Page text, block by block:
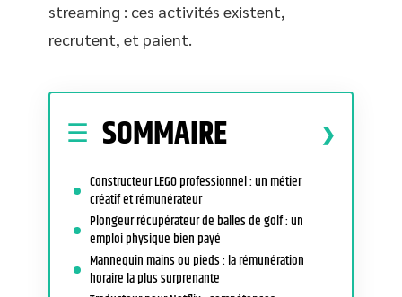
streaming : ces activités existent,
recrutent, et paient.
SOMMAIRE
Constructeur LEGO professionnel : un métier
créatif et rémunérateur
Plongeur récupérateur de balles de golf : un
emploi physique bien payé
Mannequin mains ou pieds : la rémunération
horaire la plus surprenante